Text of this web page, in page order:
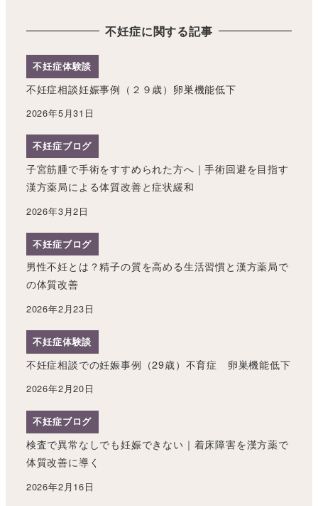
不妊症に関する記事
不妊症体験談
不妊症相談妊娠事例（２９歳）卵巣機能低下
2026年5月31日
不妊症ブログ
子宮筋腫で手術をすすめられた方へ｜手術回避を目指す
漢方薬局による体質改善と症状緩和
2026年3月2日
不妊症ブログ
男性不妊とは？精子の質を高める生活習慣と漢方薬局で
の体質改善
2026年2月23日
不妊症体験談
不妊症相談での妊娠事例（29歳）不育症 卵巣機能低下
2026年2月20日
不妊症ブログ
検査で異常なしでも妊娠できない｜着床障害を漢方薬で
体質改善に導く
2026年2月16日